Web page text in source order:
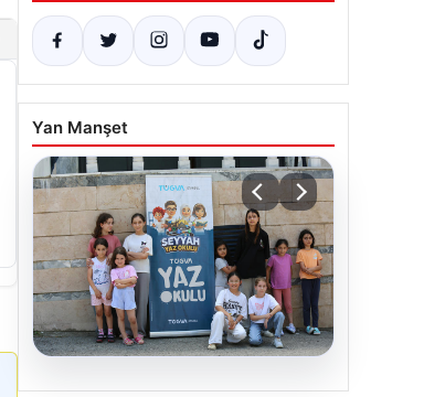
Yan Manşet
06.08.2026